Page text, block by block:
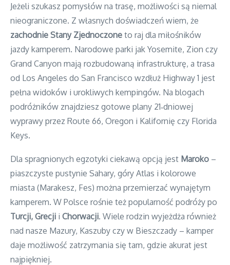
Jeżeli szukasz pomysłów na trasę, możliwości są niemal
nieograniczone. Z własnych doświadczeń wiem, że
zachodnie Stany Zjednoczone to raj dla miłośników
jazdy kamperem. Narodowe parki jak Yosemite, Zion czy
Grand Canyon mają rozbudowaną infrastrukturę, a trasa
od Los Angeles do San Francisco wzdłuż Highway 1 jest
pełna widoków i urokliwych kempingów. Na blogach
podróżników znajdziesz gotowe plany 21‑dniowej
wyprawy przez Route 66, Oregon i Kalifornię czy Florida
Keys.
Dla spragnionych egzotyki ciekawą opcją jest Maroko –
piaszczyste pustynie Sahary, góry Atlas i kolorowe
miasta (Marakesz, Fes) można przemierzać wynajętym
kamperem. W Polsce rośnie też popularność podróży po
Turcji, Grecji i Chorwacji. Wiele rodzin wyjeżdża również
nad nasze Mazury, Kaszuby czy w Bieszczady – kamper
daje możliwość zatrzymania się tam, gdzie akurat jest
najpiękniej.